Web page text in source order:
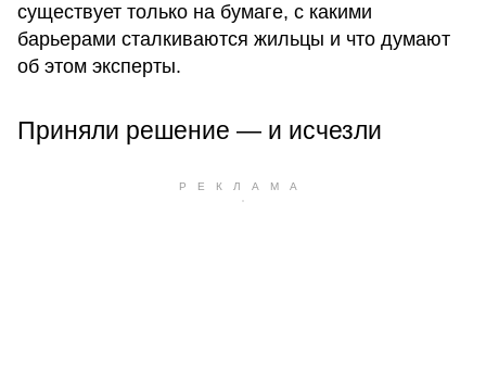
существует только на бумаге, с какими
барьерами сталкиваются жильцы и что думают
об этом эксперты.
Приняли решение — и исчезли